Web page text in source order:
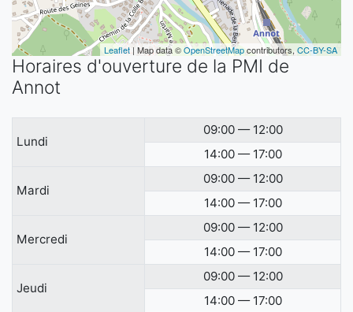
Leaflet | Map data ©OpenStreetMapcontributors, CC-BY-SA
Horaires d'ouverture de la PMI de
Annot
Lundi
09:00 — 12:00
14:00 — 17:00
Mardi
09:00 — 12:00
14:00 — 17:00
Mercredi
09:00 — 12:00
14:00 — 17:00
Jeudi
09:00 — 12:00
14:00 — 17:00